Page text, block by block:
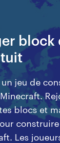
block
jeu de
blocs et
Les